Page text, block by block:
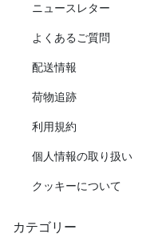
ニュースレター
よくあるご質問
配送情報
荷物追跡
利用規約
個人情報の取り扱い
クッキーについて
カテゴリー